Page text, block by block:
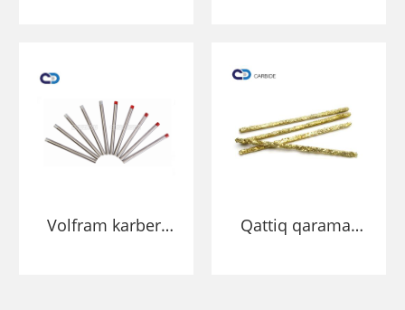
Volfram karberi
Qattiq qarama-